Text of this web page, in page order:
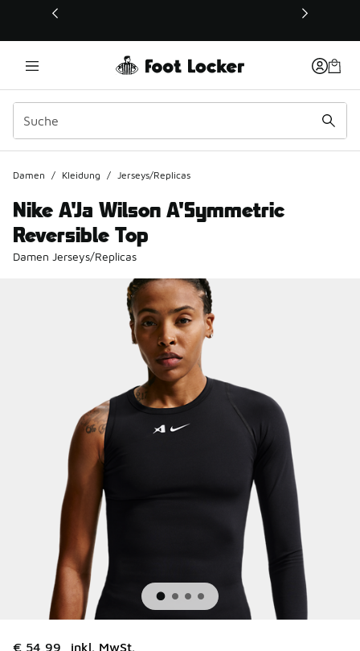
Dieser Link öffnet sich in einem neuen Fenster
Damen / Kleidung / Jerseys/Replicas
Nike A'Ja Wilson A'Symmetric
Reversible Top
Damen Jerseys/Replicas
€ 54,99 inkl. MwSt.